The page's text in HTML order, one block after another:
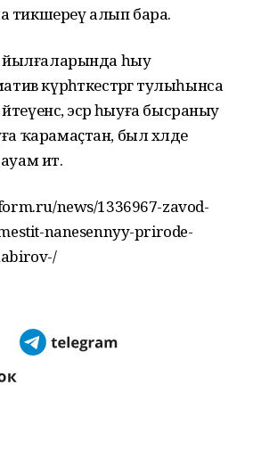
тикшереү алып бара.
йылғаларында һыу
күрһәткестәргә тулыһынса
эсәр һыуға бысраныу
ҡарамаҫтан, был хәлде
итә.
news/1336967-zavod-
nanesennyy-prirode-